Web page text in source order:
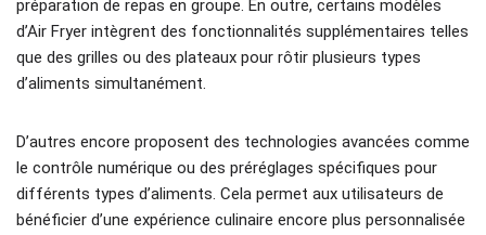
préparation de repas en groupe. En outre, certains modèles
d’Air Fryer intègrent des fonctionnalités supplémentaires telles
que des grilles ou des plateaux pour rôtir plusieurs types
d’aliments simultanément.
D’autres encore proposent des technologies avancées comme
le contrôle numérique ou des préréglages spécifiques pour
différents types d’aliments. Cela permet aux utilisateurs de
bénéficier d’une expérience culinaire encore plus personnalisée